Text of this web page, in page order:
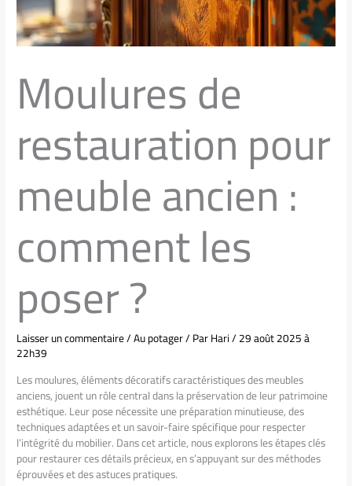
Moulures de
restauration pour
meuble ancien :
comment les
poser ?
Laisser un commentaire/Au potager/ ParHari/29 août 2025 à
22h39
Les moulures, éléments décoratifs caractéristiques des meubles
anciens, jouent un rôle central dans la préservation de leur patrimoine
esthétique. Leur pose nécessite une préparation minutieuse, des
techniques adaptées et un savoir-faire spécifique pour respecter
l’intégrité du mobilier. Dans cet article, nous explorons les étapes clés
pour restaurer ces détails précieux, en s’appuyant sur des méthodes
éprouvées et des astuces pratiques.